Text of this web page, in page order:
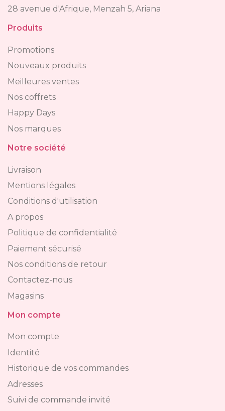
28 avenue d'Afrique, Menzah 5, Ariana
Produits
Promotions
Nouveaux produits
Meilleures ventes
Nos coffrets
Happy Days
Nos marques
Notre société
Livraison
Mentions légales
Conditions d'utilisation
A propos
Politique de confidentialité
Paiement sécurisé
Nos conditions de retour
Contactez-nous
Magasins
Mon compte
Mon compte
Identité
Historique de vos commandes
Adresses
Suivi de commande invité